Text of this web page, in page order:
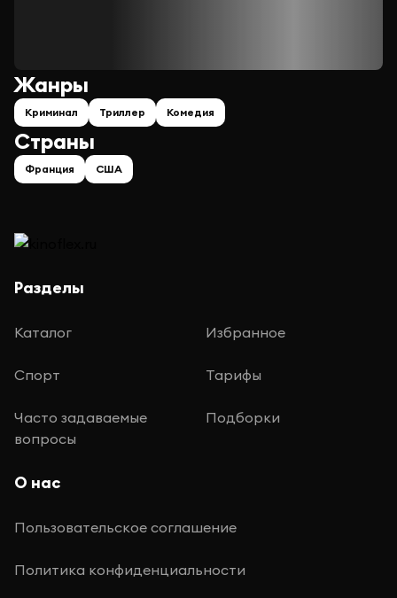
Страны
Франция США
Жанры
Криминал Триллер Комедия
Разделы
Каталог Избранное
Спорт Тарифы
Часто задаваемые
вопросы
Подборки
О нас
Пользовательское соглашение
Политика конфиденциальности